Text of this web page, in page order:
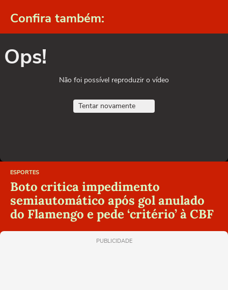
Confira também:
Ops!
Não foi possível reproduzir o vídeo
Tentar novamente
ESPORTES
Boto critica impedimento
semiautomático após gol anulado
do Flamengo e pede ‘critério’ à CBF
PUBLICIDADE